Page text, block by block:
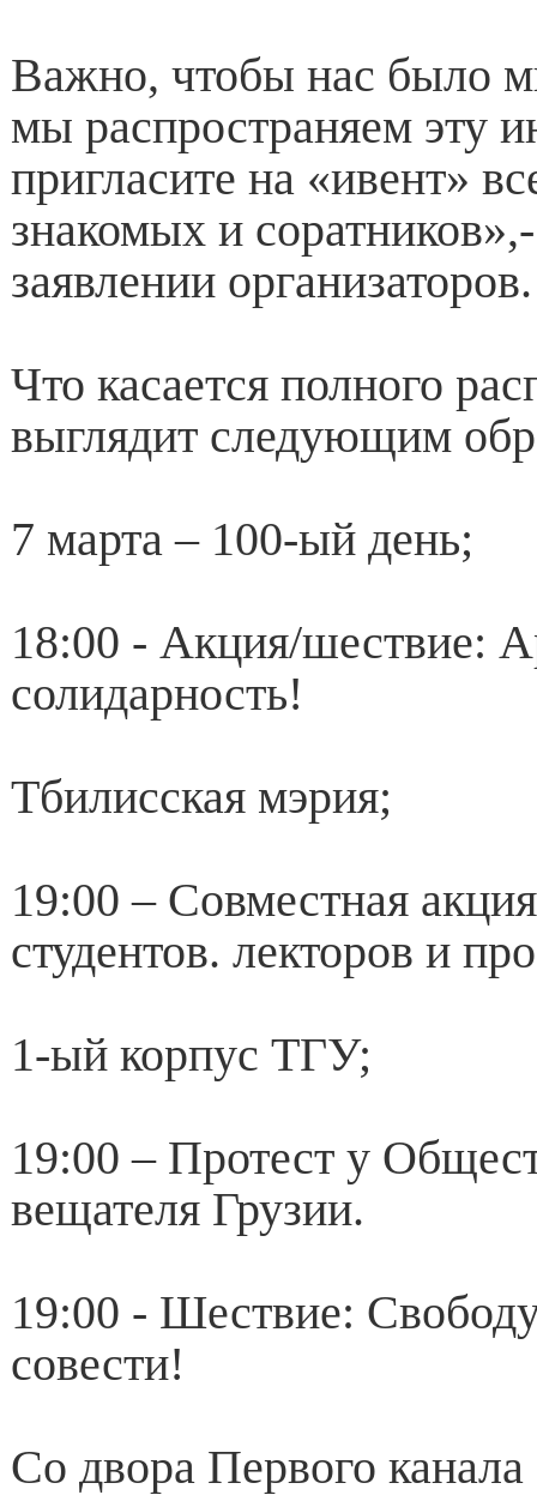
Важно, чтобы нас было
мы распространяем эту
пригласите на «ивент»
знакомых и
заявлении организаторов.
Что касается полного
выглядит следующим
7 марта – 100-ый день;
18:00 - Акция/шествие:
солидарность!
Тбилисская мэрия;
19:00 – Совместная
студентов. лекторов и
1-ый корпус ТГУ;
19:00 – Протест у
вещателя Грузии.
19:00 - Шествие:
совести!
Со двора Первого